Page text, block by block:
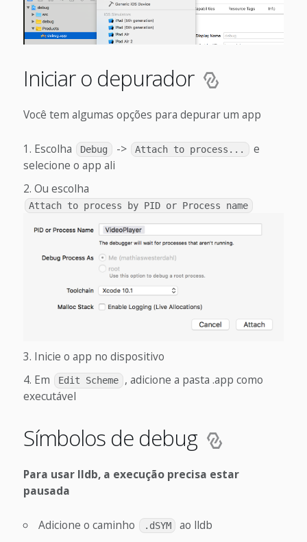
Iniciar o depurador
Você tem algumas opções para depurar um app
Escolha Debug -> Attach to process...
e
selecione o app ali
Ou escolha
Attach to process by PID or Process name
Inicie o app no dispositivo
Em
Edit Scheme , adicione a pasta .app como
executável
Símbolos de debug
Para usar lldb, a execução precisa estar
pausada
Adicione o caminho .dSYM ao lldb